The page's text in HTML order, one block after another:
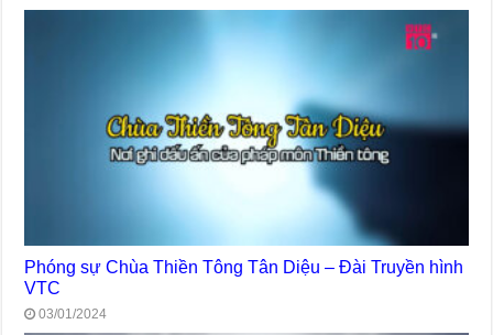
Phóng sự Chùa Thiền Tông Tân Diệu – Đài Truyền hình
VTC
03/01/2024